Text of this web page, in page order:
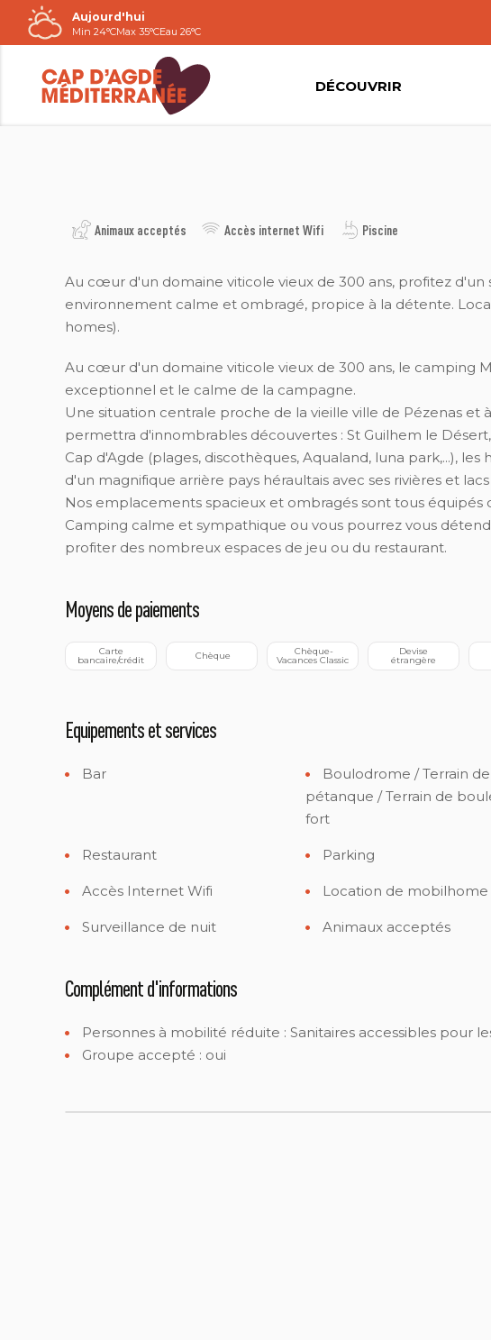
Passer
au
contenu
Aujourd'hui
Min 24°CMax 35°CEau 26°C
DÉCOUVRIR
Animaux acceptés Accès internet Wifi Piscine
Au cœur d'un domaine viticole vieux de 300 ans, profitez
environnement calme et ombragé, propice à la détente.
homes).
Au cœur d'un domaine viticole vieux de 300 ans, le camping
exceptionnel et le calme de la campagne.
Une situation centrale proche de la vieille ville de Pézenas et
permettra d'innombrables découvertes : St Guilhem le
Cap d'Agde (plages, discothèques, Aqualand, luna park,...),
d'un magnifique arrière pays héraultais avec ses rivières et
Nos emplacements spacieux et ombragés sont tous équipés
Camping calme et sympathique ou vous pourrez vous
profiter des nombreux espaces de jeu ou du restaurant.
Moyens de paiements
bancaire/crédit Chèque Vacances Classic étrangère
Equipements et services
Bar
Boulodrome / Terrain de
pétanque / Terrain de
fort
Restaurant Parking
Accès Internet Wifi Location de mobilhome
Surveillance de nuit Animaux acceptés
Complément d'informations
Personnes à mobilité réduite : Sanitaires accessibles pour
Groupe accepté : oui